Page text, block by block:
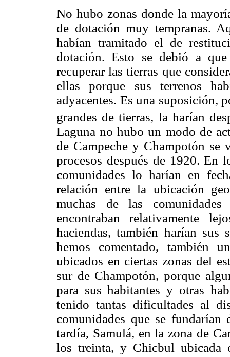
No hubo zonas donde la
de dotación muy tempranas.
habían tramitado el de
dotación. Esto se debió a que
recuperar las tierras que
ellas porque sus terrenos
adyacentes. Es una suposición,
grandes de tierras, la harían
Laguna no hubo un modo de
de Campeche y Champotón
procesos después de 1920. En
comunidades lo harían en
relación entre la ubicación
muchas de las
encontraban relativamente
haciendas, también harían
hemos comentado, también
ubicados en ciertas zonas del
sur de Champotón, porque
para sus habitantes y otras
tenido tantas dificultades al
comunidades que se
tardía, Samulá, en la zona de
los treinta, y Chicbul ubicada